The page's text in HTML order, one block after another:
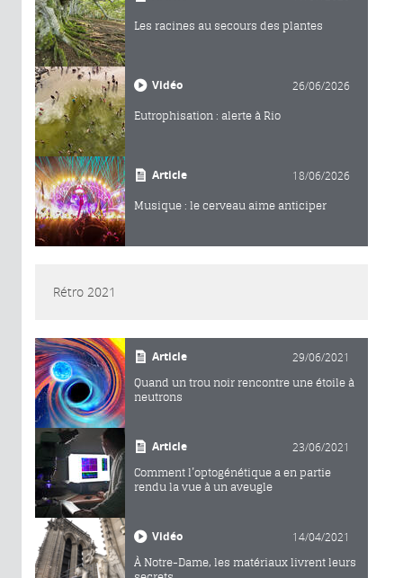
Les racines au secours des plantes
Vidéo 26/06/2026
Eutrophisation : alerte à Rio
Article 18/06/2026
Musique : le cerveau aime anticiper
Rétro 2021
Article 29/06/2021
Quand un trou noir rencontre une étoile à
neutrons
Article 23/06/2021
Comment l’optogénétique a en partie
rendu la vue à un aveugle
Vidéo 14/04/2021
À Notre-Dame, les matériaux livrent leurs